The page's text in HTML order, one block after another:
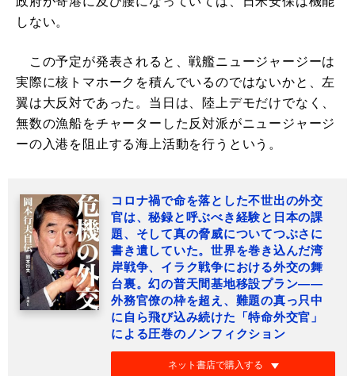
しない。
この予定が発表されると、戦艦ニュージャージーは
実際に核トマホークを積んでいるのではないかと、左
翼は大反対であった。当日は、陸上デモだけでなく、
無数の漁船をチャーターした反対派がニュージャージ
ーの入港を阻止する海上活動を行うという。
コロナ禍で命を落とした不世出の外交
官は、秘録と呼ぶべき経験と日本の課
題、そして真の脅威についてつぶさに
書き遺していた。世界を巻き込んだ湾
岸戦争、イラク戦争における外交の舞
台裏。幻の普天間基地移設プラン――
外務官僚の枠を超え、難題の真っ只中
に自ら飛び込み続けた「特命外交官」
による圧巻のノンフィクション
ネット書店で購入する